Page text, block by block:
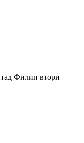
Филип втори